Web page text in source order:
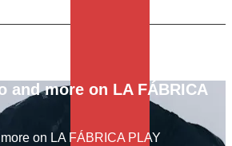
and more on LA FÁBRICA
on LA FÁBRICA PLAY